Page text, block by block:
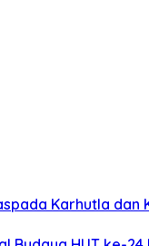
Karhutla dan